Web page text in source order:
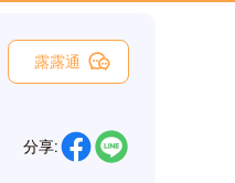
露露通
分享: